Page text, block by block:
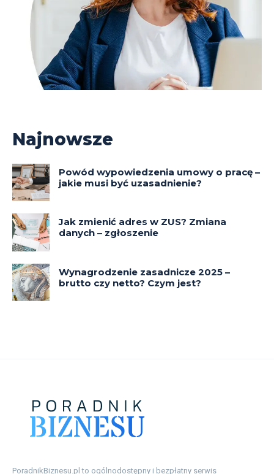
Najnowsze
Powód wypowiedzenia umowy o pracę –
jakie musi być uzasadnienie?
Jak zmienić adres w ZUS? Zmiana
danych – zgłoszenie
Wynagrodzenie zasadnicze 2025 –
brutto czy netto? Czym jest?
PoradnikBiznesu.pl to ogólnodostępny i bezpłatny serwis